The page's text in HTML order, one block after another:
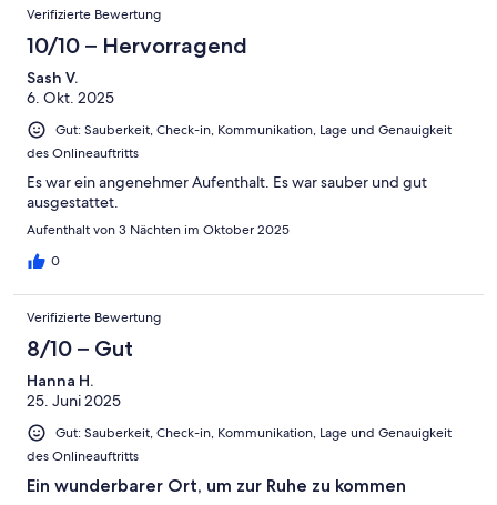
Verifizierte Bewertung
10/10 – Hervorragend
Sash V.
6. Okt. 2025
Gut: Sauberkeit, Check-in, Kommunikation, Lage und Genauigkeit
des Onlineauftritts
Es war ein angenehmer Aufenthalt. Es war sauber und gut
ausgestattet.
Aufenthalt von 3 Nächten im Oktober 2025
0
Verifizierte Bewertung
8/10 – Gut
Hanna H.
25. Juni 2025
Gut: Sauberkeit, Check-in, Kommunikation, Lage und Genauigkeit
des Onlineauftritts
Ein wunderbarer Ort, um zur Ruhe zu kommen